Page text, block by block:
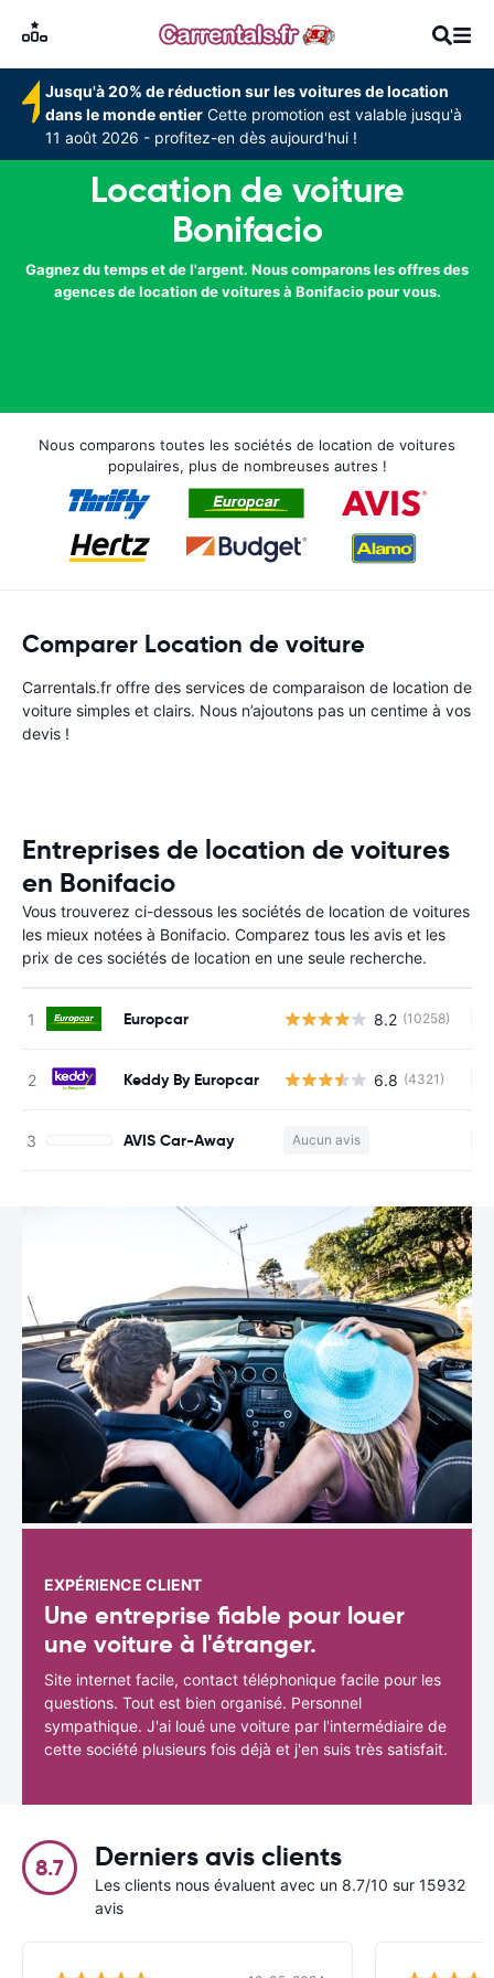
Jusqu'à 20% de réduction sur les voitures de location
dans le monde entier Cette promotion est valable jusqu'à
11 août 2026 - profitez-en dès aujourd'hui !
Location de voiture
Bonifacio
Gagnez du temps et de l'argent. Nous comparons les offres des
agences de location de voitures à Bonifacio pour vous.
Nous comparons toutes les sociétés de location de voitures
populaires, plus de nombreuses autres !
Comparer Location de voiture
Carrentals.fr offre des services de comparaison de location de
voiture simples et clairs. Nous n’ajoutons pas un centime à vos
devis !
Entreprises de location de voitures
en Bonifacio
Vous trouverez ci-dessous les sociétés de location de voitures
les mieux notées à Bonifacio. Comparez tous les avis et les
prix de ces sociétés de location en une seule recherche.
Europcar 8.2 (10258)
Keddy By Europcar 6.8 (4321)
AVIS Car-Away Aucun avis
EXPÉRIENCE CLIENT
Une entreprise fiable pour louer
une voiture à l'étranger.
Site internet facile, contact téléphonique facile pour les
questions. Tout est bien organisé. Personnel
sympathique. J'ai loué une voiture par l'intermédiaire de
cette société plusieurs fois déjà et j'en suis très satisfait.
8.7 Derniers avis clients
Les clients nous évaluent avec un 8.7/10 sur 15932
avis